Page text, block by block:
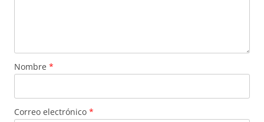
Nombre *
Correo electrónico *